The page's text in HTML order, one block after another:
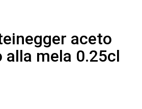
aceto
alla mela 0.25cl